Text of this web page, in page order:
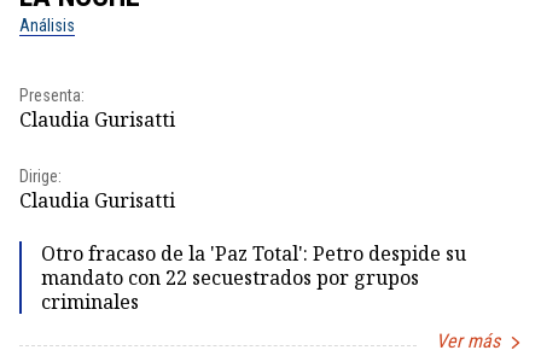
Análisis
Presenta:
Claudia Gurisatti
Dirige:
Claudia Gurisatti
Otro fracaso de la 'Paz Total': Petro despide su
mandato con 22 secuestrados por grupos
criminales
Ver más